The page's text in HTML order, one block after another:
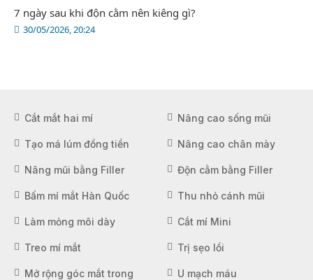
30/05/2026, 20:24
7 ngày sau khi độn cằm nên kiêng gì?
Cắt mắt hai mí Nâng cao sống mũi
Tạo má lúm đồng tiền Nâng cao chân mày
Nâng mũi bằng Filler Độn cằm bằng Filler
Bấm mí mắt Hàn Quốc Thu nhỏ cánh mũi
Làm mỏng môi dày Cắt mí Mini
Treo mí mắt Trị sẹo lồi
Mở rộng góc mắt trong U mạch máu